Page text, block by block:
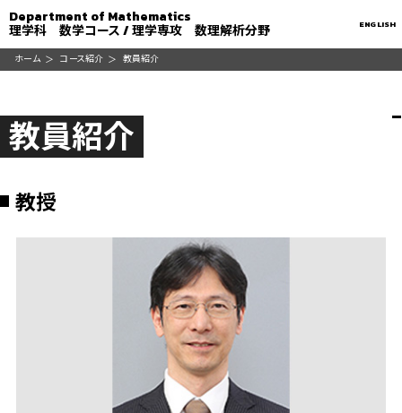
Department of Mathematics
理学科 数学コース / 理学専攻 数理解析分野 ENGLISH
教員紹介
教授
ホーム コース紹介 教員紹介